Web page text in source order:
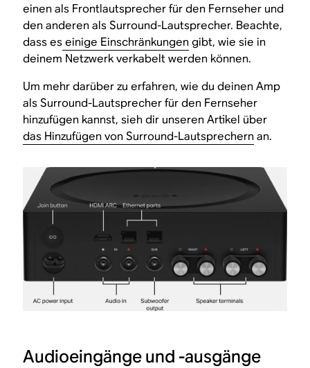
einen als Frontlautsprecher für den Fernseher und
den anderen als Surround-Lautsprecher. Beachte,
dass eseinige Einschränkungengibt, wie sie in
deinem Netzwerk verkabelt werden können.
Um mehr darüber zu erfahren, wie du deinen Amp
als Surround-Lautsprecher für den Fernseher
hinzufügen kannst, sieh dir unseren Artikel über
das Hinzufügen von Surround-Lautsprechernan.
Audioeingänge und -ausgänge